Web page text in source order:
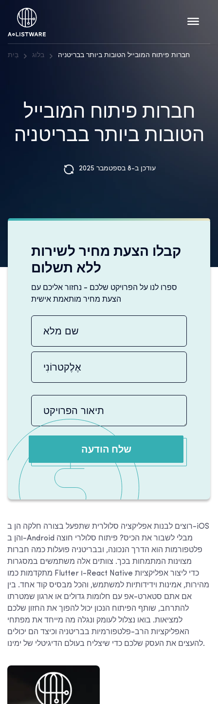
בַּיִת בלוג חברות פיתוח המובייל הטובות ביותר בבריטניה
חברות פיתוח המובייל
הטובות ביותר בבריטניה
עודכן ב-8 בספטמבר 2025
קבלו הצעת מחיר לשירות
ללא תשלום
ספרו לנו על הפרויקט שלכם - נחזור אליכם עם
הצעת מחיר מותאמת אישית
שלח הודעה
רוצים לבנות אפליקציה סלולרית שתפעל בצורה חלקה הן ב-iOS
והן ב-Android מבלי לשבור את הכיס? פיתוח סלולרי חוצה
פלטפורמות הוא הדרך הנכונה, ובבריטניה פועלות כמה חברות
מצוינות המתמחות בכך. צוותים אלה משתמשים במסגרות
מתקדמות כמו Flutter ו-React Native כדי ליצור אפליקציות
מהירות, אמינות וידידותיות למשתמש, והכל מבסיס קוד אחד. בין
אם אתם סטארט-אפ עם חלומות גדולים או ארגון שמטרתו
להתרחב, שותף הפיתוח הנכון יכול להפוך את החזון שלכם
למציאות. בואו נצלול לעומק ונגלה מה מייחד את מפתחי
האפליקציות הרב-פלטפורמיות בבריטניה וכיצד הם יכולים
להעצים את העסק שלכם כדי שיצליח בעולם הדיגיטלי של ימינו.